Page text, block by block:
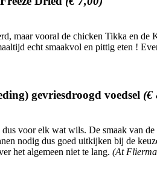
maar vooral de chicken Tikka en
echt smaakvol en pittig eten !
gevriesdroogd voedsel (€
voor elk wat wils. De smaak van
nodig dus goed uitkijken bij de
het algemeen niet te lang. (At